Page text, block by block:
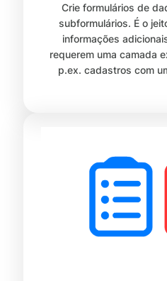
Crie formulários de
subformulários. É o
informações
requerem uma camada
p.ex. cadastros com